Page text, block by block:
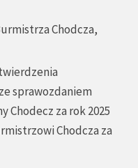
Chodcza,
sprawozdaniem
Chodecz za rok 2025
Chodcza za